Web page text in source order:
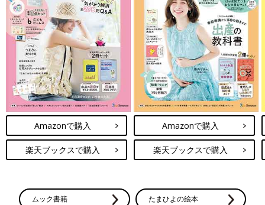
Amazonで購入
楽天ブックスで購入
Amazonで購入
楽天ブックスで購入
ムック書籍 たまひよの絵本